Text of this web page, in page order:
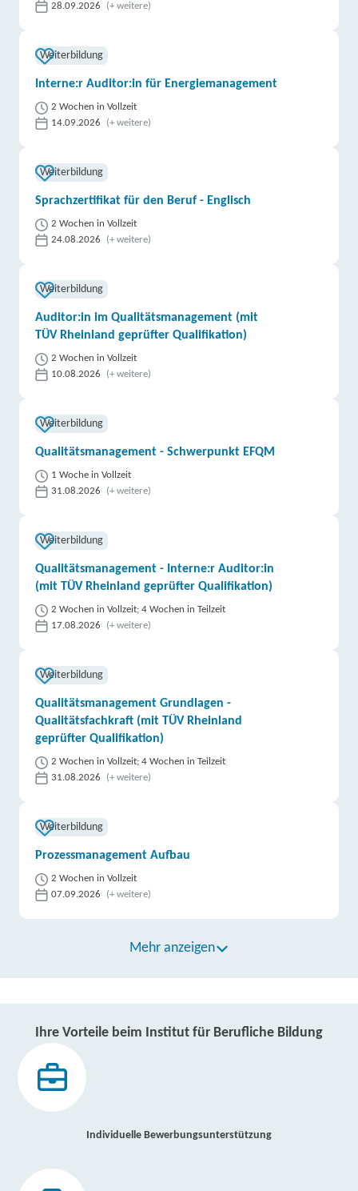
28.09.2026
(+ weitere)
Weiterbildung
Interne:r Auditor:in für Energiemanagement
2 Wochen in Vollzeit
14.09.2026
(+ weitere)
Weiterbildung
Sprachzertifikat für den Beruf - Englisch
2 Wochen in Vollzeit
24.08.2026
(+ weitere)
Weiterbildung
Auditor:in im Qualitätsmanagement (mit
TÜV Rheinland geprüfter Qualifikation)
2 Wochen in Vollzeit
10.08.2026
(+ weitere)
Weiterbildung
Qualitätsmanagement - Schwerpunkt EFQM
1 Woche in Vollzeit
31.08.2026
(+ weitere)
Weiterbildung
Qualitätsmanagement - Interne:r Auditor:in
(mit TÜV Rheinland geprüfter Qualifikation)
2 Wochen in Vollzeit; 4 Wochen in Teilzeit
17.08.2026
(+ weitere)
Weiterbildung
Qualitätsmanagement Grundlagen -
Qualitätsfachkraft (mit TÜV Rheinland
geprüfter Qualifikation)
2 Wochen in Vollzeit; 4 Wochen in Teilzeit
31.08.2026
(+ weitere)
Weiterbildung
Prozessmanagement Aufbau
2 Wochen in Vollzeit
07.09.2026
(+ weitere)
Mehr anzeigen
Ihre Vorteile beim Institut für Berufliche Bildung
Individuelle Bewerbungsunterstützung